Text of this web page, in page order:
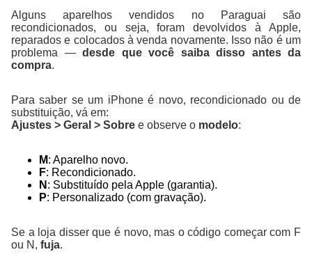
Alguns aparelhos vendidos no Paraguai são
recondicionados, ou seja, foram devolvidos à Apple,
reparados e colocados à venda novamente. Isso não é um
problema — desde que você saiba disso antes da
compra.
Para saber se um iPhone é novo, recondicionado ou de
substituição, vá em:
Ajustes > Geral > Sobre e observe o modelo:
M: Aparelho novo.
F: Recondicionado.
N : Substituído pela Apple (garantia).
P: Personalizado (com gravação).
Se a loja disser que é novo, mas o código começar com F
ou N, fuja.